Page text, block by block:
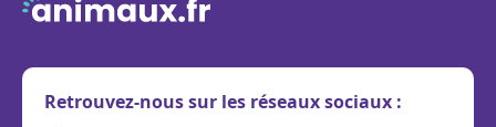
Retrouvez-nous sur les réseaux sociaux :